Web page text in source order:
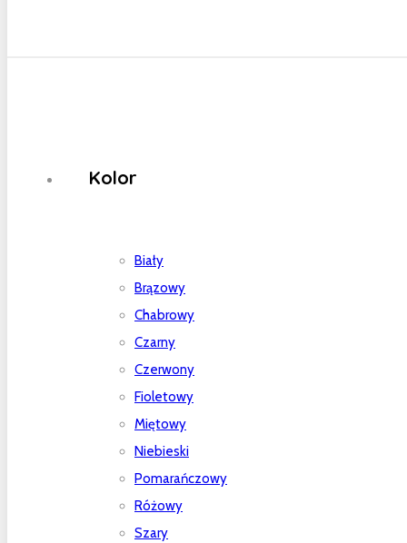
Kolor
Biały
Brązowy
Chabrowy
Czarny
Czerwony
Fioletowy
Miętowy
Niebieski
Pomarańczowy
Różowy
Szary